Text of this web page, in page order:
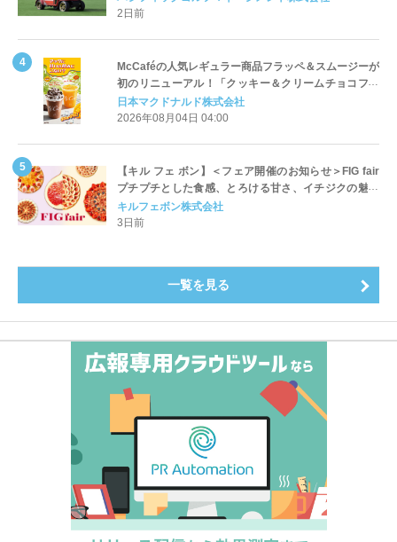
2日前
McCaféの人気レギュラー商品フラッペ＆スムージーが
初のリニューアル！「クッキー＆クリームチョコフラ
ッペ」「マンゴースムージー」8月5日（水）から販売
開始
日本マクドナルド株式会社
2026年08月04日 04:00
【キル フェ ボン】＜フェア開催のお知らせ＞FIG fair
プチプチとした食感、とろける甘さ、イチジクの魅力
をたっぷりと。新作を含め、イチジク尽くしの全4種が
登場8月20日（木）スタート
キルフェボン株式会社
3日前
一覧を見る